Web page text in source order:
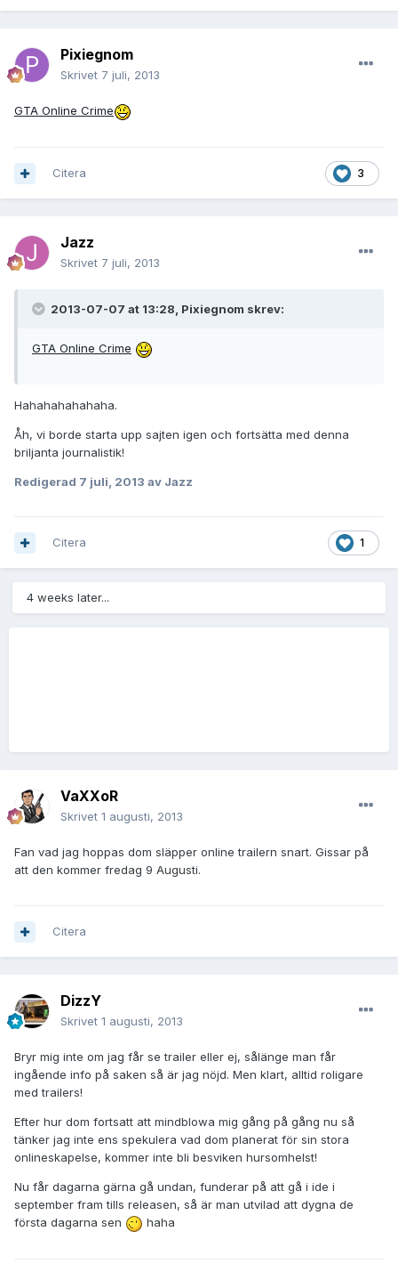
Pixiegnom
Skrivet 7 juli, 2013
GTA Online Crime
3
Citera
Jazz
Skrivet 7 juli, 2013
2013-07-07 at 13:28, Pixiegnom skrev:
GTA Online Crime
Hahahahahahaha.
Åh, vi borde starta upp sajten igen och fortsätta med denna
briljanta journalistik!
Redigerad 7 juli, 2013 av Jazz
1
Citera
4 weeks later...
VaXXoR
Skrivet 1 augusti, 2013
Fan vad jag hoppas dom släpper online trailern snart. Gissar på
att den kommer fredag 9 Augusti.
Citera
DizzY
Skrivet 1 augusti, 2013
Bryr mig inte om jag får se trailer eller ej, sålänge man får
ingående info på saken så är jag nöjd. Men klart, alltid roligare
med trailers!
Efter hur dom fortsatt att mindblowa mig gång på gång nu så
tänker jag inte ens spekulera vad dom planerat för sin stora
onlineskapelse, kommer inte bli besviken hursomhelst!
Nu får dagarna gärna gå undan, funderar på att gå i ide i
september fram tills releasen, så är man utvilad att dygna de
första dagarna sen
haha